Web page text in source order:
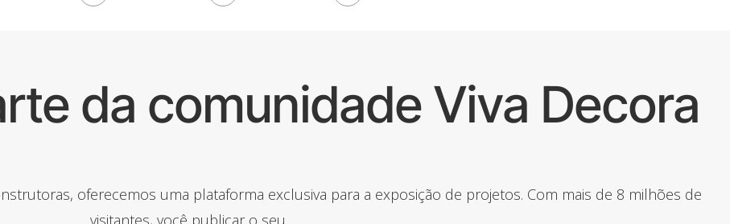
da comunidade Viva Decora
oferecemos uma plataforma exclusiva para a exposição de projetos. Com mais de 8 milhões de
visitantes, você publicar o seu.